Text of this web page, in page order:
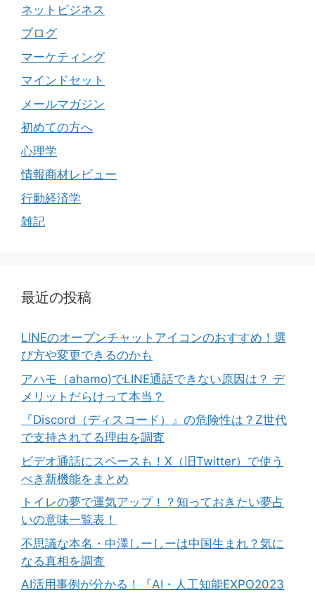
ネットビジネス
ブログ
マーケティング
マインドセット
メールマガジン
初めての方へ
心理学
情報商材レビュー
行動経済学
雑記
最近の投稿
LINEのオープンチャットアイコンのおすすめ！選
び方や変更できるのかも
アハモ（ahamo)でLINE通話できない原因は？ デ
メリットだらけって本当？
『Discord（ディスコード）』の危険性は？Z世代
で支持されてる理由を調査
ビデオ通話にスペースも！X（旧Twitter）で使う
べき新機能をまとめ
トイレの夢で運気アップ！？知っておきたい夢占
いの意味一覧表！
不思議な本名・中澤しーしーは中国生まれ？気に
なる真相を調査
AI活用事例が分かる！『AI・人工知能EXPO2023